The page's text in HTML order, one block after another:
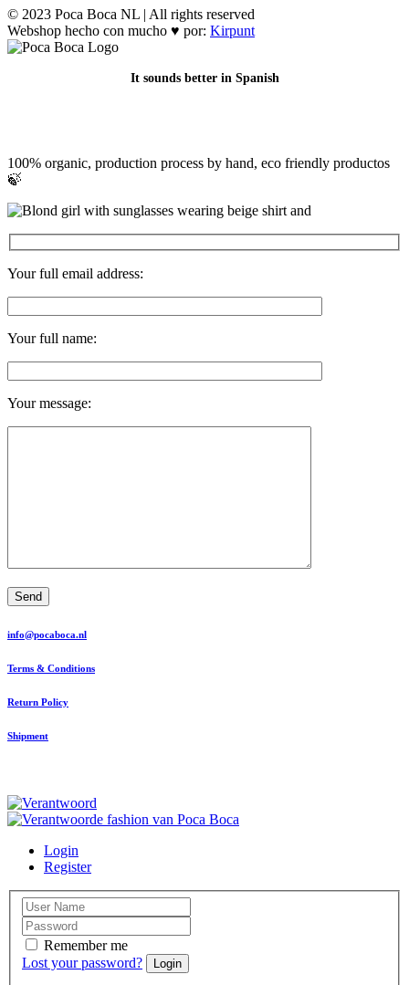
© 2023 Poca Boca NL | All rights reserved
Webshop hecho con mucho ♥ por: Kirpunt
It sounds better in Spanish
100% organic, production process by hand, eco friendly productos
🍃
Your full email address:
Your full name:
Your message:
Send
info@pocaboca.nl
Terms & Conditions
Return Policy
Shipment
Login
Register
Remember me
Lost your password?
Login